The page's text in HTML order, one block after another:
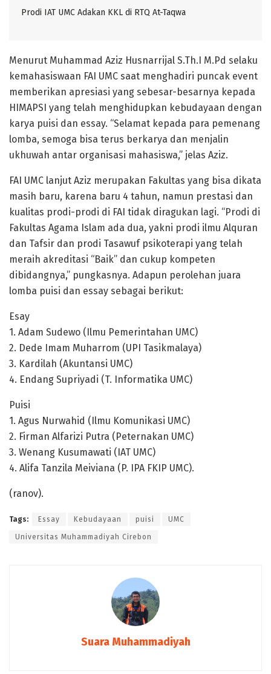
Prodi IAT UMC Adakan KKL di RTQ At-Taqwa
Menurut Muhammad Aziz Husnarrijal S.Th.I M.Pd selaku
kemahasiswaan FAI UMC saat menghadiri puncak event
memberikan apresiasi yang sebesar-besarnya kepada
HIMAPSI yang telah menghidupkan kebudayaan dengan
karya puisi dan essay. “Selamat kepada para pemenang
lomba, semoga bisa terus berkarya dan menjalin
ukhuwah antar organisasi mahasiswa,” jelas Aziz.
FAI UMC lanjut Aziz merupakan Fakultas yang bisa dikata
masih baru, karena baru 4 tahun, namun prestasi dan
kualitas prodi-prodi di FAI tidak diragukan lagi. “Prodi di
Fakultas Agama Islam ada dua, yakni prodi ilmu Alquran
dan Tafsir dan prodi Tasawuf psikoterapi yang telah
meraih akreditasi “Baik” dan cukup kompeten
dibidangnya,” pungkasnya. Adapun perolehan juara
lomba puisi dan essay sebagai berikut:
Esay
1. Adam Sudewo (Ilmu Pemerintahan UMC)
2. Dede Imam Muharrom (UPI Tasikmalaya)
3. Kardilah (Akuntansi UMC)
4. Endang Supriyadi (T. Informatika UMC)
Puisi
1. Agus Nurwahid (Ilmu Komunikasi UMC)
2. Firman Alfarizi Putra (Peternakan UMC)
3. Wenang Kusumawati (IAT UMC)
4. Alifa Tanzila Meiviana (P. IPA FKIP UMC).
(ranov).
Tags: Essay Kebudayaan puisi UMC
Universitas Muhammadiyah Cirebon
Suara Muhammadiyah